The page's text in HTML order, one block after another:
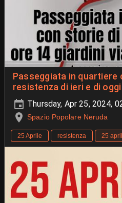
Passeggiata in quartiere con le storie della
resistenza di ieri e di oggi
Thursday, Apr 25, 2024,
Spazio Popolare Neruda
25 Aprile resistenza 25